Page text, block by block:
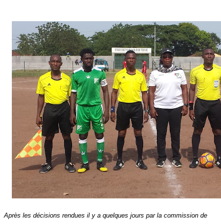
Après les décisions rendues il y a quelques jours par la commission de